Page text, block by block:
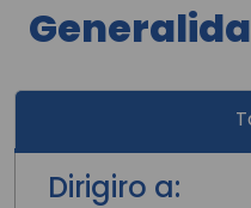
Dirigiro a: